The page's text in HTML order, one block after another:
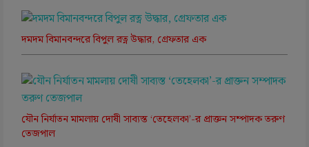
দমদম বিমানবন্দরে বিপুল রত্ন উদ্ধার, গ্রেফতার এক
যৌন নির্যাতন মামলায় দোষী সাব্যস্ত ‘তেহেলকা’-র প্রাক্তন সম্পাদক তরুণ
তেজপাল